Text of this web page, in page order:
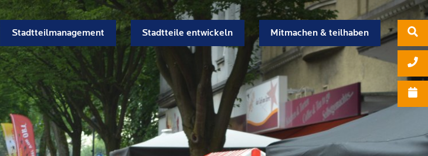
Stadtteilmanagement Stadtteile entwickeln Mitmachen & teilhaben